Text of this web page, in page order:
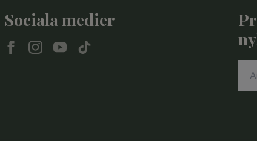
Sociala medier